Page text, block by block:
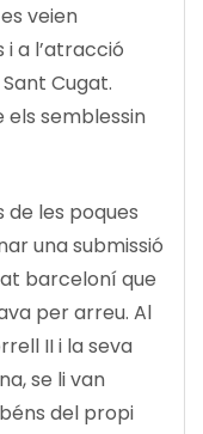
veien
a l’atracció
Cugat.
els semblessin
de les poques
una submissió
barceloní que
per arreu. Al
II i la seva
se li van
del propi